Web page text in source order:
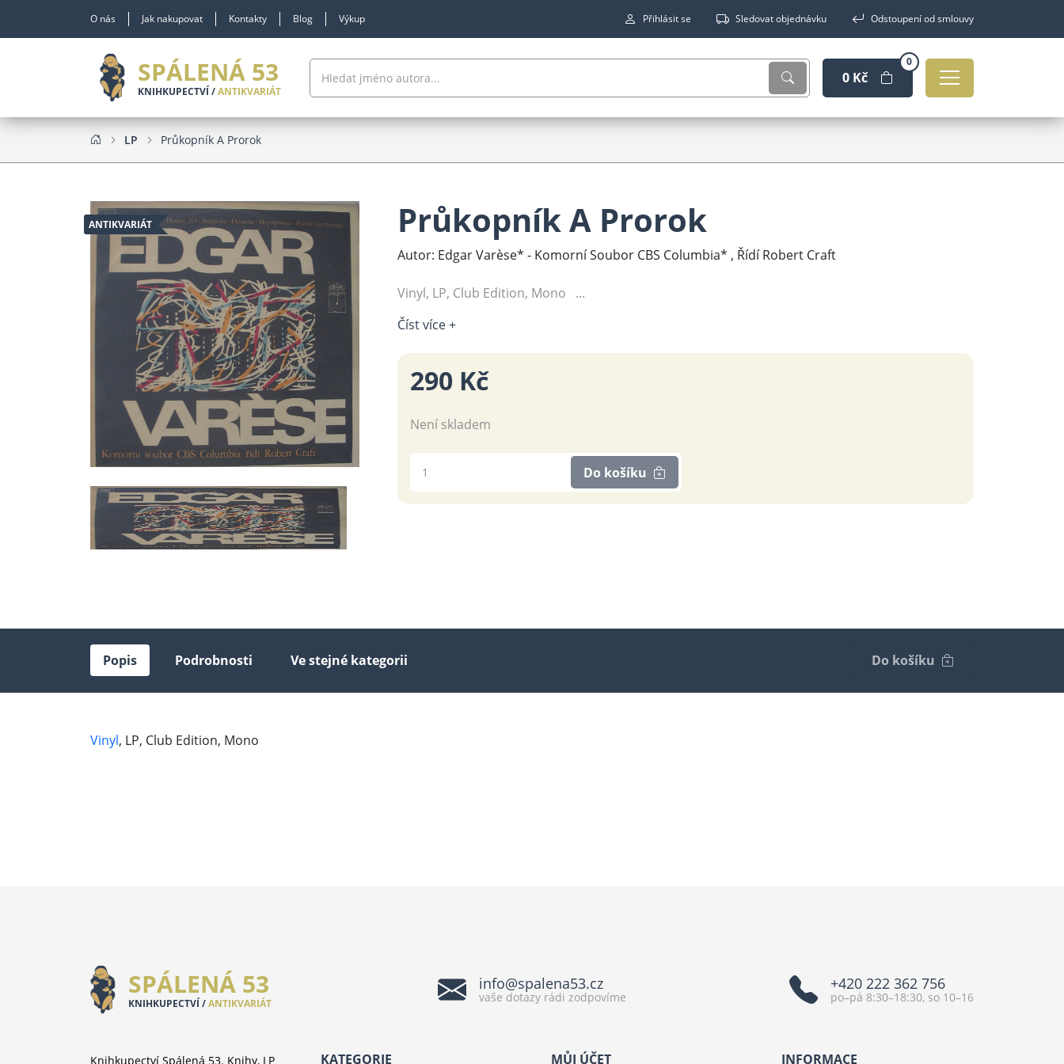
O nás Jak nakupovat Kontakty Blog Výkup Přihlásit se Sledovat objednávku Odstoupení od smlouvy
SPÁLENÁ 53
KNIHKUPECTVÍ /ANTIKVARIÁT
0 Kč
0
LP Průkopník A Prorok
ANTIKVARIÁT Průkopník A Prorok
Autor: Edgar Varèse* - Komorní Soubor CBS Columbia* , Řídí Robert Craft
Vinyl, LP, Club Edition, Mono ...
Číst více +
290 Kč
Není skladem
Do košíku
Popis Podrobnosti Ve stejné kategorii Do košíku
Vinyl, LP, Club Edition, Mono
SPÁLENÁ 53
KNIHKUPECTVÍ /ANTIKVARIÁT
info@spalena53.cz
vaše dotazy rádi zodpovíme
+420 222 362 756
po–pá 8:30–18:30, so 10–16
Knihkupectví Spálená 53. Knihy, LP KATEGORIE MŮJ ÚČET INFORMACE